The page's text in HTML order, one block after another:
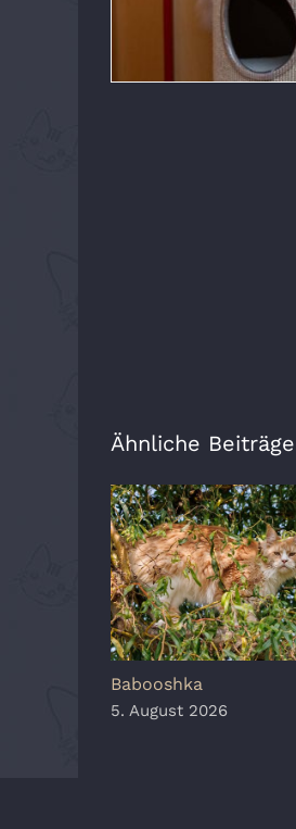
Ähnliche Beiträge
Babooshka
5. August 2026